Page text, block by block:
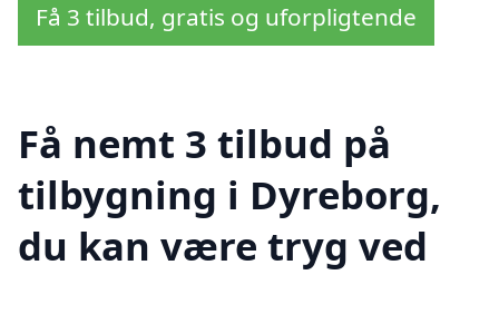
Få 3 tilbud, gratis og uforpligtende
Få nemt 3 tilbud på
tilbygning i Dyreborg,
du kan være tryg ved